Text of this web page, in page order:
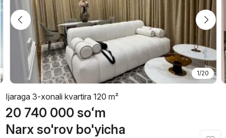
1/20
Ijaraga 3-xonali kvartira 120 m²
20 740 000 soʻm
Narx so'rov bo'yicha